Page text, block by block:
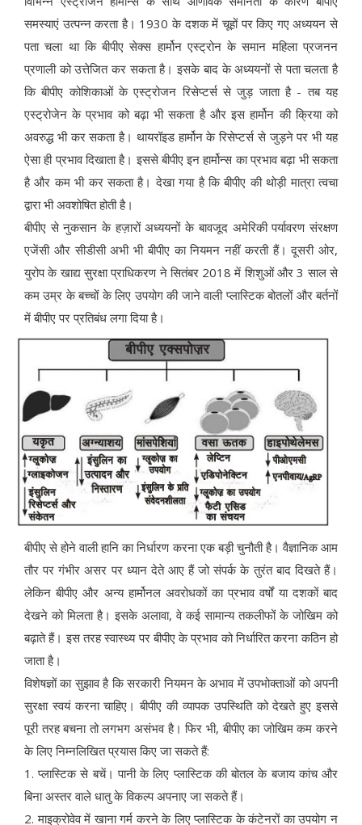
समस्याएं उत्पन्न करता है। 1930 के दशक में चूहों पर किए गए अध्ययन से
पता चला था कि बीपीए सेक्स हार्मोन एस्ट्रोन के समान महिला प्रजनन
प्रणाली को उत्तेजित कर सकता है। इसके बाद के अध्ययनों से पता चलता है
कि बीपीए कोशिकाओं के एस्ट्रोजन रिसेप्टर्स से जुड़ जाता है - तब यह
एस्ट्रोजेन के प्रभाव को बढ़ा भी सकता है और इस हार्मोन की क्रिया को
अवरुद्ध भी कर सकता है। थायरॉइड हार्मोन के रिसेप्टर्स से जुड़ने पर भी यह
ऐसा ही प्रभाव दिखाता है। इससे बीपीए इन हार्मोन्स का प्रभाव बढ़ा भी सकता
है और कम भी कर सकता है। देखा गया है कि बीपीए की थोड़ी मात्रा त्वचा
द्वारा भी अवशोषित होती है।
बीपीए से नुकसान के हज़ारों अध्ययनों के बावजूद अमेरिकी पर्यावरण संरक्षण
एजेंसी और सीडीसी अभी भी बीपीए का नियमन नहीं करती हैं। दूसरी ओर,
युरोप के खाद्य सुरक्षा प्राधिकरण ने सितंबर 2018 में शिशुओं और 3 साल से
कम उम्र के बच्चों के लिए उपयोग की जाने वाली प्लास्टिक बोतलों और बर्तनों
में बीपीए पर प्रतिबंध लगा दिया है।
बीपीए से होने वाली हानि का निर्धारण करना एक बड़ी चुनौती है। वैज्ञानिक आम
तौर पर गंभीर असर पर ध्यान देते आए हैं जो संपर्क के तुरंत बाद दिखते हैं।
लेकिन बीपीए और अन्य हार्मोनल अवरोधकों का प्रभाव वर्षों या दशकों बाद
देखने को मिलता है। इसके अलावा, वे कई सामान्य तकलीफों के जोखिम को
बढ़ाते हैं। इस तरह स्वास्थ्य पर बीपीए के प्रभाव को निर्धारित करना कठिन हो
जाता है।
विशेषज्ञों का सुझाव है कि सरकारी नियमन के अभाव में उपभोक्ताओं को अपनी
सुरक्षा स्वयं करना चाहिए। बीपीए की व्यापक उपस्थिति को देखते हुए इससे
पूरी तरह बचना तो लगभग असंभव है। फिर भी, बीपीए का जोखिम कम करने
के लिए निम्नलिखित प्रयास किए जा सकते हैं:
1. प्लास्टिक से बचें। पानी के लिए प्लास्टिक की बोतल के बजाय कांच और
बिना अस्तर वाले धातु के विकल्प अपनाए जा सकते हैं।
2. माइक्रोवेव में खाना गर्म करने के लिए प्लास्टिक के कंटेनरों का उपयोग न